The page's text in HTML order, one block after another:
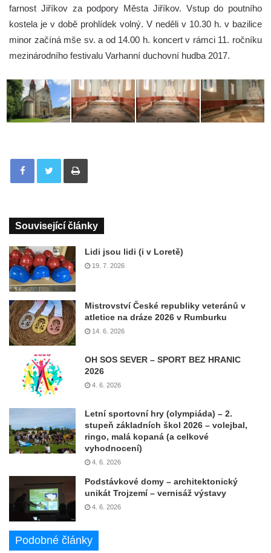
farnost Jiříkov za podpory Města Jiříkov. Vstup do poutního
kostela je v době prohlídek volný. V neděli v 10.30 h. v bazilice
minor začíná mše sv. a od 14.00 h. koncert v rámci 11. ročníku
mezinárodního festivalu Varhanní duchovní hudba 2017.
Tisknout
Související články
Lidi jsou lidi (i v Loretě)
19. 7. 2026
Mistrovství České republiky veteránů v
atletice na dráze 2026 v Rumburku
14. 6. 2026
OH SOS SEVER – SPORT BEZ HRANIC
2026
4. 6. 2026
Letní sportovní hry (olympiáda) – 2.
stupeň základních škol 2026 – volejbal,
ringo, malá kopaná (a celkové
vyhodnocení)
4. 6. 2026
Podstávkové domy – architektonický
unikát Trojzemí – vernisáž výstavy
4. 6. 2026
Podobné články